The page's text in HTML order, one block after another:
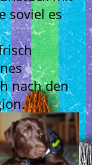
soviel es
nach den